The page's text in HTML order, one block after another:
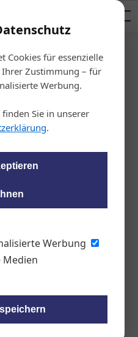
Cookies für essenzielle
Zustimmung – für
Werbung.
Sie in unserer
.
Werbung
Medien
/Wirtschaft
Alpen
Schatten
und
zeigt mit neuen